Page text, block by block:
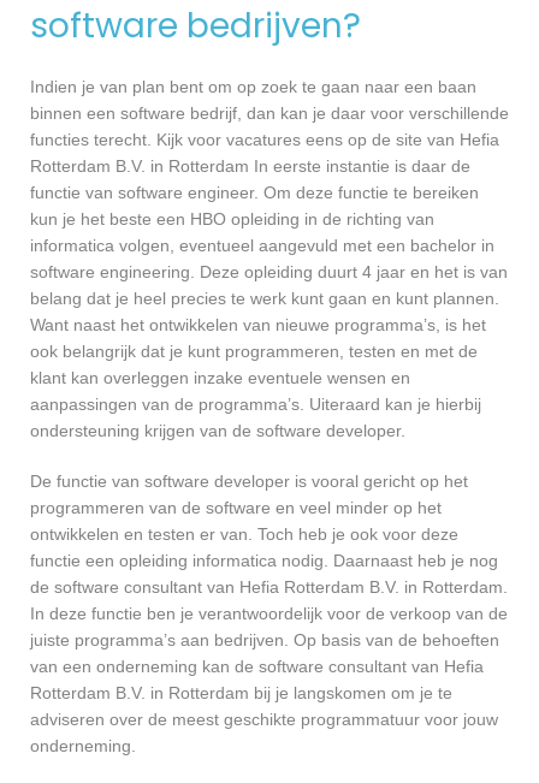
software bedrijven?
Indien je van plan bent om op zoek te gaan naar een baan
binnen een software bedrijf, dan kan je daar voor verschillende
functies terecht. Kijk voor vacatures eens op de site van Hefia
Rotterdam B.V. in Rotterdam In eerste instantie is daar de
functie van software engineer. Om deze functie te bereiken
kun je het beste een HBO opleiding in de richting van
informatica volgen, eventueel aangevuld met een bachelor in
software engineering. Deze opleiding duurt 4 jaar en het is van
belang dat je heel precies te werk kunt gaan en kunt plannen.
Want naast het ontwikkelen van nieuwe programma’s, is het
ook belangrijk dat je kunt programmeren, testen en met de
klant kan overleggen inzake eventuele wensen en
aanpassingen van de programma’s. Uiteraard kan je hierbij
ondersteuning krijgen van de software developer.
De functie van software developer is vooral gericht op het
programmeren van de software en veel minder op het
ontwikkelen en testen er van. Toch heb je ook voor deze
functie een opleiding informatica nodig. Daarnaast heb je nog
de software consultant van Hefia Rotterdam B.V. in Rotterdam.
In deze functie ben je verantwoordelijk voor de verkoop van de
juiste programma’s aan bedrijven. Op basis van de behoeften
van een onderneming kan de software consultant van Hefia
Rotterdam B.V. in Rotterdam bij je langskomen om je te
adviseren over de meest geschikte programmatuur voor jouw
onderneming.